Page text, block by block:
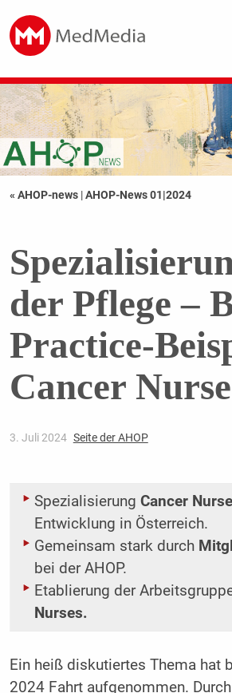
« AHOP-news |AHOP-News 01|2024
der Pflege –
Practice-
Cancer Nurse
3. Juli 2024 Seite der AHOP
Spezialisierung Cancer
Entwicklung in Österreich.
Gemeinsam stark durch
bei der AHOP.
Etablierung der
Nurses.
Ein heiß diskutiertes Thema hat
2024 Fahrt aufgenommen.